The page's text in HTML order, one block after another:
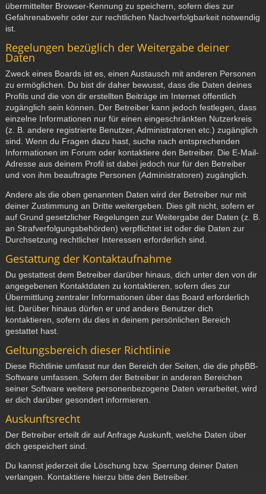
übermittelter Browser-Kennung zu speichern, sofern dies zur
Gefahrenabwehr oder zur rechtlichen Nachverfolgbarkeit notwendig
ist.
Regelungen bezüglich der Weitergabe deiner
Daten
Zweck eines Boards ist es, einen Austausch mit anderen Personen
zu ermöglichen. Du bist dir daher bewusst, dass die Daten deines
Profils und die von dir erstellten Beiträge im Internet öffentlich
zugänglich sein können. Der Betreiber kann jedoch festlegen, dass
einzelne Informationen nur für einen eingeschränkten Nutzerkreis
(z. B. andere registrierte Benutzer, Administratoren etc.) zugänglich
sind. Wenn du Fragen dazu hast, suche nach entsprechenden
Informationen im Forum oder kontaktiere den Betreiber. Die E-Mail-
Adresse aus deinem Profil ist dabei jedoch nur für den Betreiber
und von ihm beauftragte Personen (Administratoren) zugänglich.
Andere als die oben genannten Daten wird der Betreiber nur mit
deiner Zustimmung an Dritte weitergeben. Dies gilt nicht, sofern er
auf Grund gesetzlicher Regelungen zur Weitergabe der Daten (z. B.
an Strafverfolgungsbehörden) verpflichtet ist oder die Daten zur
Durchsetzung rechtlicher Interessen erforderlich sind.
Gestattung der Kontaktaufnahme
Du gestattest dem Betreiber darüber hinaus, dich unter den von dir
angegebenen Kontaktdaten zu kontaktieren, sofern dies zur
Übermittlung zentraler Informationen über das Board erforderlich
ist. Darüber hinaus dürfen er und andere Benutzer dich
kontaktieren, sofern du dies in deinem persönlichen Bereich
gestattet hast.
Geltungsbereich dieser Richtlinie
Diese Richtlinie umfasst nur den Bereich der Seiten, die die phpBB-
Software umfassen. Sofern der Betreiber in anderen Bereichen
seiner Software weitere personenbezogene Daten verarbeitet, wird
er dich darüber gesondert informieren.
Auskunftsrecht
Der Betreiber erteilt dir auf Anfrage Auskunft, welche Daten über
dich gespeichert sind.
Du kannst jederzeit die Löschung bzw. Sperrung deiner Daten
verlangen. Kontaktiere hierzu bitte den Betreiber.